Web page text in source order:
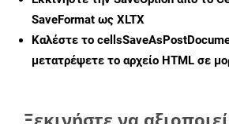
SaveFormat ως XLTX
Καλέστε το
μετατρέψετε το αρχείο HTML σε